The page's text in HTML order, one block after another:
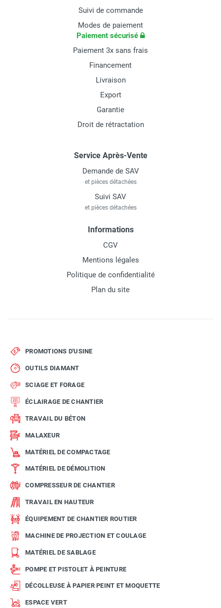
Suivi de commande
Modes de paiement
Paiement sécurisé
Paiement 3x sans frais
Financement
Livraison
Export
Garantie
Droit de rétractation
Service Après-Vente
Demande de SAV
et pièces détachées
Suivi SAV
et pièces détachées
Informations
CGV
Mentions légales
Politique de confidentialité
Plan du site
PROMOTIONS D'USINE
OUTILS DIAMANT
SCIAGE ET FORAGE
ÉCLAIRAGE DE CHANTIER
TRAVAIL DU BÉTON
MALAXEUR
MATÉRIEL DE COMPACTAGE
MATÉRIEL DE DÉMOLITION
COMPRESSEUR DE CHANTIER
TRAVAIL EN HAUTEUR
ÉQUIPEMENT DE CHANTIER ROUTIER
MACHINE DE PROJECTION ET COULAGE
MATÉRIEL DE SABLAGE
POMPE ET PISTOLET À PEINTURE
DÉCOLLEUSE À PAPIER PEINT ET MOQUETTE
ESPACE VERT